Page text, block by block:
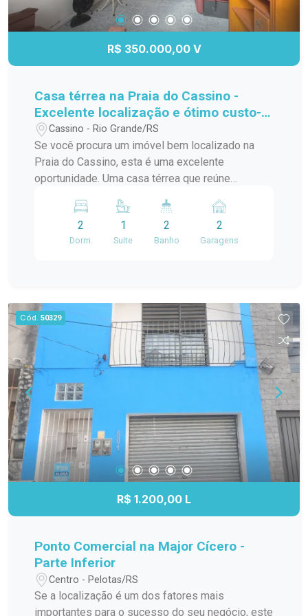
agende sua visita. Essa pode ser a oportunidade
que você esperava para conquistar seu imóvel na
Praia do Cassino.
R$ 350.000,00 V
Casa térrea na Praia do Cassino -
Excelente localização e ótimo custo-
benefício.
Cassino - Rio Grande/RS
Se você procura um imóvel bem localizado na
Praia do Cassino, esta é uma excelente
oportunidade. Uma casa térrea que reúne
quem deseja morar ou investir em uma das praias
mais procuradas do Rio Grande do Sul. O imóvel
conta com 2 dormitórios, sendo 1 suíte, além de
para quem deseja aproveitar a área externa da
casa. Localizada em uma região privilegiada do
Cassino, com fácil acesso aos principais pontos
do balneário, esta é uma oportunidade para
adquirir um imóvel com excelente potencial por
um valor muito atrativo. Entre em contato e
agende sua visita. Venha conhecer de perto tudo
o que esta casa tem a oferecer.
2
Dorm.
1
Suite
2
Banho
2
Garagens
Cód. 50329
R$ 1.200,00 L
Ponto Comercial na Major Cícero -
Parte Inferior
Centro - Pelotas/RS
Se a localização é um dos fatores mais
importantes para o sucesso do seu negócio, este